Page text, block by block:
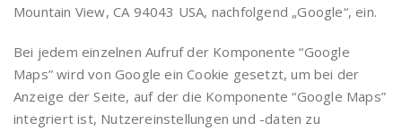
Mountain View, CA 94043 USA, nachfolgend „Google“, ein.
Bei jedem einzelnen Aufruf der Komponente “Google
Maps” wird von Google ein Cookie gesetzt, um bei der
Anzeige der Seite, auf der die Komponente “Google Maps”
integriert ist, Nutzereinstellungen und -daten zu